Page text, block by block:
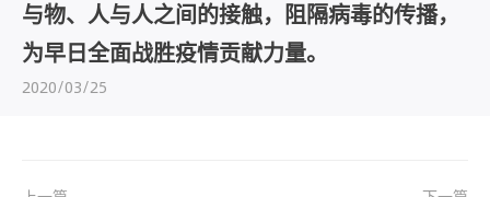
与物、人与人之间的接触，阻隔病毒的传播，
为早日全面战胜疫情贡献力量。
2020/03/25